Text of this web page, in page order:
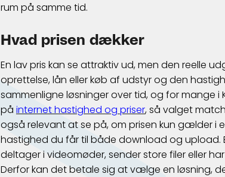
rum på samme tid.
Hvad prisen dækker
En lav pris kan se attraktiv ud, men den reelle
oprettelse, lån eller køb af udstyr og den
sammenligne løsninger over tid, og for mange
på internet hastighed og priser, så valget
også relevant at se på, om prisen kun gælder i
hastighed du får til både download og upload.
deltager i videomøder, sender store filer eller
Derfor kan det betale sig at vælge en løsning,